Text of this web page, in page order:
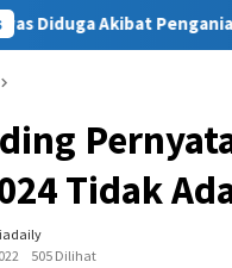
Polisi Amankan
Tidak
505 Dilihat